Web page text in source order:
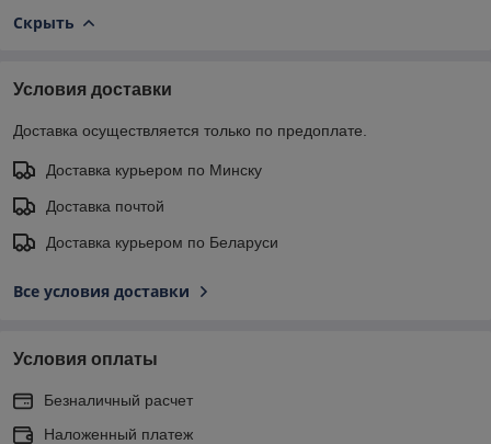
Скрыть
Условия доставки
Доставка осуществляется только по предоплате.
Доставка курьером по Минску
Доставка почтой
Доставка курьером по Беларуси
Все условия доставки
Условия оплаты
Безналичный расчет
Наложенный платеж